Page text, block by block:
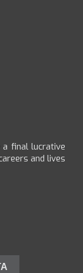
final lucrative
and lives